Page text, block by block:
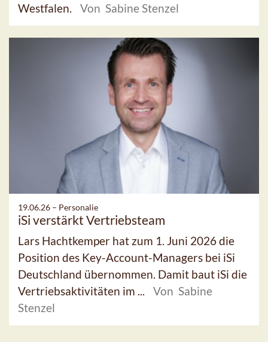
Westfalen.
Von Sabine Stenzel
19.06.26 – Personalie
iSi verstärkt Vertriebsteam
Lars Hachtkemper hat zum 1. Juni 2026 die
Position des Key-Account-Managers bei iSi
Deutschland übernommen. Damit baut iSi die
Vertriebsaktivitäten im ...
Von Sabine
Stenzel